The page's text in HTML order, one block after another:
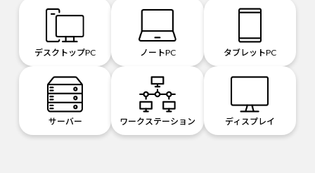
デスクトップPC ノートPC タブレットPC
サーバー ワークステーション ディスプレイ